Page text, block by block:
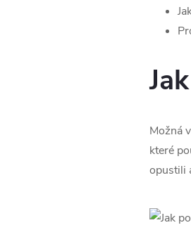
Možná
které
opustili